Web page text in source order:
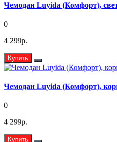
Чемодан Luyida (Комфорт),
0
4 299р.
Купить
Чемодан Luyida (Комфорт),
0
4 299р.
Купить